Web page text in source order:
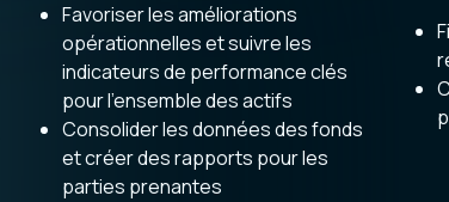
Favoriser les améliorations
opérationnelles et suivre les
indicateurs de performance clés
pour l'ensemble des actifs
Consolider les données des fonds
et créer des rapports pour les
parties prenantes